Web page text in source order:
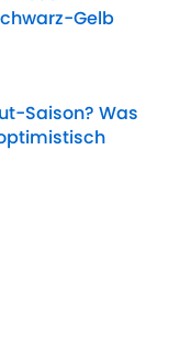
Gelb
Saison? Was